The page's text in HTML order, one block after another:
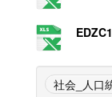
社会_人口